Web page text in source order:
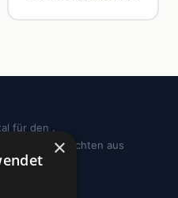
für den .
und Geschichten aus
×